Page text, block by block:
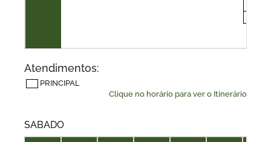
Atendimentos:
PRINCIPAL
Clique no horário para ver o Itinerário
SABADO